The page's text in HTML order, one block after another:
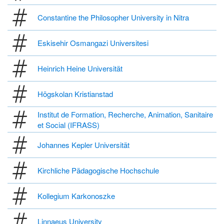
Constantine the Philosopher University in Nitra
Eskisehir Osmangazi Universitesi
Heinrich Heine Universität
Högskolan Kristianstad
Institut de Formation, Recherche, Animation, Sanitaire
et Social (IFRASS)
Johannes Kepler Universität
Kirchliche Pädagogische Hochschule
Kollegium Karkonoszke
Linnaeus University